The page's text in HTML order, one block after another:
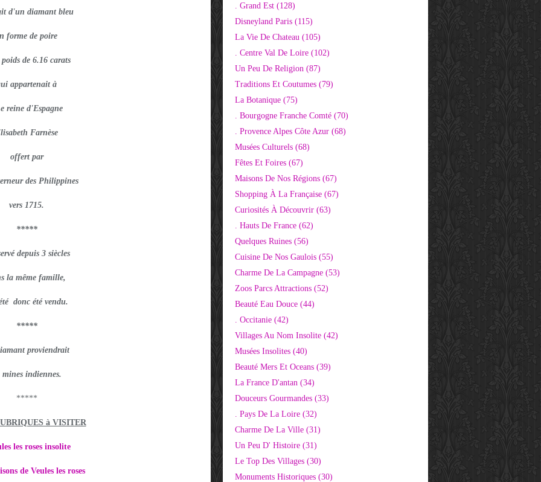
d'un diamant bleu
forme de poire
de 6.16 carats
appartenait à
reine d'Espagne
Farnèse
offert par
des Philippines
vers 1715.
*****
depuis 3 siècles
la même famille,
donc été vendu.
*****
proviendrait
mines indiennes.
*****
à VISITER
les roses insolite
de Veules les roses
. Grand Est (128)
Disneyland Paris (115)
La Vie De Chateau (105)
. Centre Val De Loire (102)
Un Peu De Religion (87)
Traditions Et Coutumes (79)
La Botanique (75)
. Bourgogne Franche Comté (70)
. Provence Alpes Côte Azur (68)
Musées Culturels (68)
Fêtes Et Foires (67)
Maisons De Nos Régions (67)
Shopping À La Française (67)
Curiosités À Découvrir (63)
. Hauts De France (62)
Quelques Ruines (56)
Cuisine De Nos Gaulois (55)
Charme De La Campagne (53)
Zoos Parcs Attractions (52)
Beauté Eau Douce (44)
. Occitanie (42)
Villages Au Nom Insolite (42)
Musées Insolites (40)
Beauté Mers Et Oceans (39)
La France D'antan (34)
Douceurs Gourmandes (33)
. Pays De La Loire (32)
Charme De La Ville (31)
Un Peu D' Histoire (31)
Le Top Des Villages (30)
Monuments Historiques (30)